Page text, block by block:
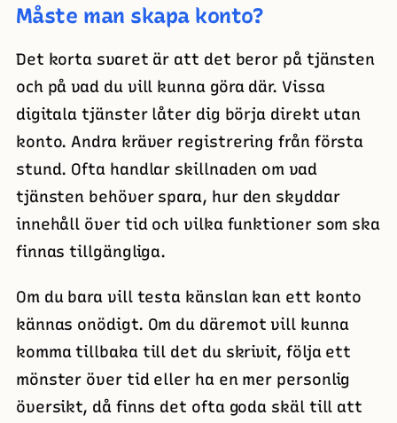
Måste man skapa konto?
Det korta svaret är att det beror på tjänsten
och på vad du vill kunna göra där. Vissa
digitala tjänster låter dig börja direkt utan
konto. Andra kräver registrering från första
stund. Ofta handlar skillnaden om vad
tjänsten behöver spara, hur den skyddar
innehåll över tid och vilka funktioner som ska
finnas tillgängliga.
Om du bara vill testa känslan kan ett konto
kännas onödigt. Om du däremot vill kunna
komma tillbaka till det du skrivit, följa ett
mönster över tid eller ha en mer personlig
översikt, då finns det ofta goda skäl till att